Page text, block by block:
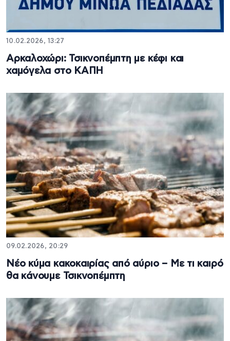
10.02.2026, 13:27
Αρκαλοχώρι: Τσικνοπέμπτη με κέφι και
χαμόγελα στο ΚΑΠΗ
09.02.2026, 20:29
Νέο κύμα κακοκαιρίας από αύριο – Με τι καιρό
θα κάνουμε Τσικνοπέμπτη